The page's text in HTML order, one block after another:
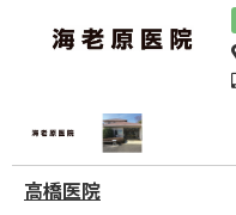
高橋医院